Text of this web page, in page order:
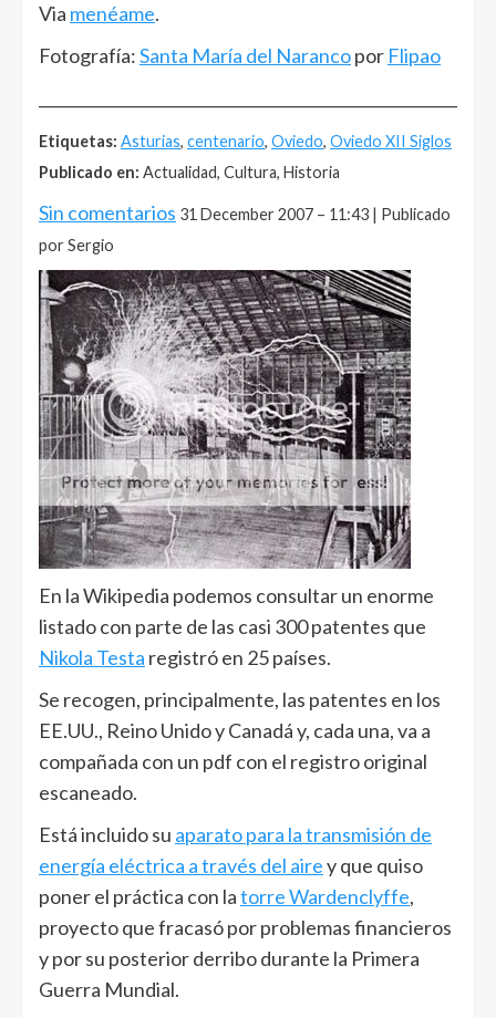
Via menéame.
Fotografía:Santa María del Narancopor Flipao
Etiquetas: Asturias, centenario, Oviedo, Oviedo XII Siglos
Publicado en: Actualidad, Cultura, Historia
Sin comentarios 31 December 2007 – 11:43 | Publicado
por Sergio
En la Wikipedia podemos consultar un enorme
listado con parte de las casi 300 patentes que
Nikola Testa registró en 25 países.
Se recogen, principalmente, las patentes en los
EE.UU., Reino Unido y Canadá y, cada una, va a
compañada con un pdf con el registro original
escaneado.
Está incluido su aparato para la transmisión de
energía eléctrica a través del airey que quiso
poner el práctica con latorre Wardenclyffe,
proyecto que fracasó por problemas financieros
y por su posterior derribo durante la Primera
Guerra Mundial.